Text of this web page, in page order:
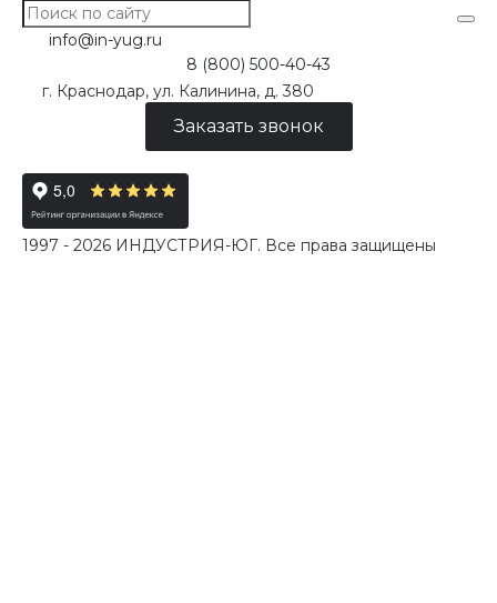
info@in-yug.ru
8 (800) 500-40-43
г. Краснодар, ул. Калинина, д. 380
Заказать звонок
1997 - 2026 ИНДУСТРИЯ-ЮГ. Все права защищены